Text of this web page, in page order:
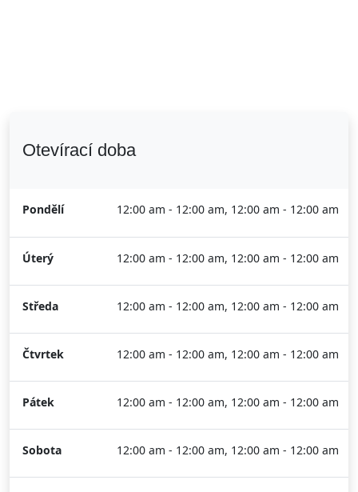
Otevírací doba
Pondělí 12:00 am - 12:00 am, 12:00 am - 12:00 am
Úterý 12:00 am - 12:00 am, 12:00 am - 12:00 am
Středa 12:00 am - 12:00 am, 12:00 am - 12:00 am
Čtvrtek 12:00 am - 12:00 am, 12:00 am - 12:00 am
Pátek 12:00 am - 12:00 am, 12:00 am - 12:00 am
Sobota 12:00 am - 12:00 am, 12:00 am - 12:00 am